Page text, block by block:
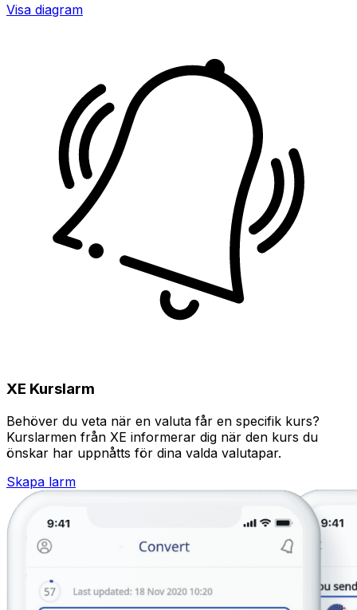
Visa diagram
XE Kurslarm
Behöver du veta när en valuta får en specifik kurs?
Kurslarmen från XE informerar dig när den kurs du
önskar har uppnåtts för dina valda valutapar.
Skapa larm